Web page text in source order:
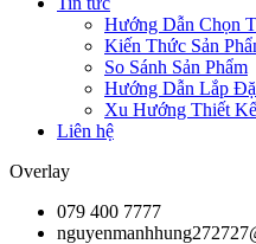
Hướng Dẫn Chọn
Kiến Thức Sản
So Sánh Sản Phẩm
Hướng Dẫn Lắp
Xu Hướng Thiết Kế
Liên hệ
Overlay
079 400 7777